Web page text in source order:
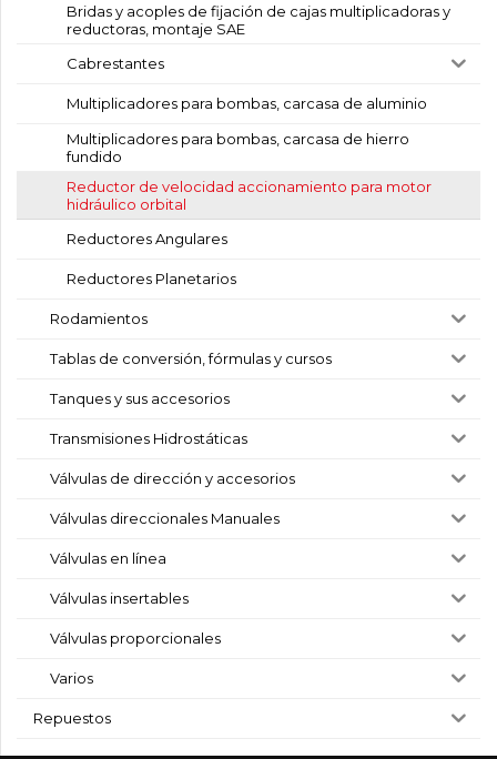
Bridas y acoples de fijación de cajas multiplicadoras y
reductoras, montaje SAE
Cabrestantes
Multiplicadores para bombas, carcasa de aluminio
Multiplicadores para bombas, carcasa de hierro
fundido
Reductor de velocidad accionamiento para motor
hidráulico orbital
Reductores Angulares
Reductores Planetarios
Rodamientos
Tablas de conversión, fórmulas y cursos
Tanques y sus accesorios
Transmisiones Hidrostáticas
Válvulas de dirección y accesorios
Válvulas direccionales Manuales
Válvulas en línea
Válvulas insertables
Válvulas proporcionales
Varios
Repuestos